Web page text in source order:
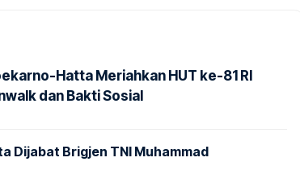
Hatta Meriahkan HUT ke-81 RI
dan Bakti Sosial
Dijabat Brigjen TNI Muhammad